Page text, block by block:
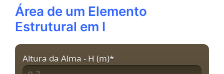
Área de um Elemento
Estrutural em I
Altura da Alma - H (m)*